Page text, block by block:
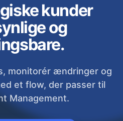
kunder
og
monitorér ændringer og
et flow, der passer til
Management.